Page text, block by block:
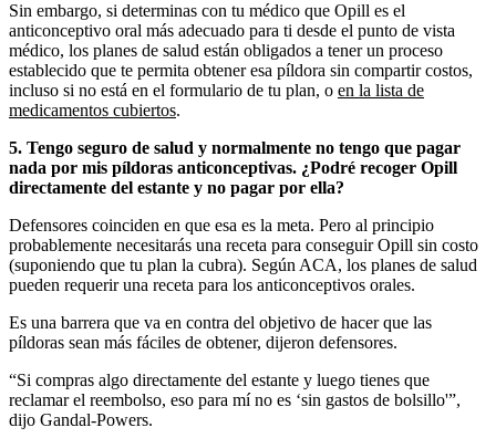
Sin embargo, si determinas con tu médico que Opill es el
anticonceptivo oral más adecuado para ti desde el punto de vista
médico, los planes de salud están obligados a tener un proceso
establecido que te permita obtener esa píldora sin compartir costos,
incluso si no está en el formulario de tu plan, o en la lista de
medicamentos cubiertos.
5. Tengo seguro de salud y normalmente no tengo que pagar
nada por mis píldoras anticonceptivas. ¿Podré recoger Opill
directamente del estante y no pagar por ella?
Defensores coinciden en que esa es la meta. Pero al principio
probablemente necesitarás una receta para conseguir Opill sin costo
(suponiendo que tu plan la cubra). Según ACA, los planes de salud
pueden requerir una receta para los anticonceptivos orales.
Es una barrera que va en contra del objetivo de hacer que las
píldoras sean más fáciles de obtener, dijeron defensores.
“Si compras algo directamente del estante y luego tienes que
reclamar el reembolso, eso para mí no es ‘sin gastos de bolsillo'”,
dijo Gandal-Powers.